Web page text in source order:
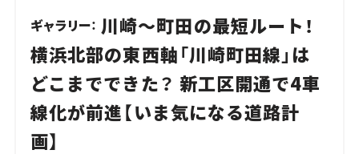
ギャラリー： 川崎～町田の最短ルート！
横浜北部の東西軸「川崎町田線」は
どこまでできた？ 新工区開通で4車
線化が前進【いま気になる道路計
画】
Lifestyle
Traffic
Special
Series